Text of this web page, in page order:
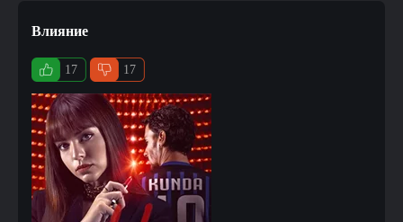
Влияние
17 17